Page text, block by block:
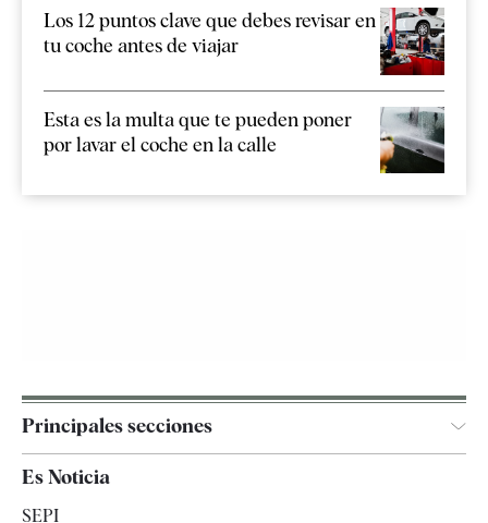
Los 12 puntos clave que debes revisar en
tu coche antes de viajar
Esta es la multa que te pueden poner
por lavar el coche en la calle
Principales secciones
España
Es Noticia
SEPI